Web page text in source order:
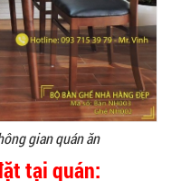
gian quán ăn
tại quán: